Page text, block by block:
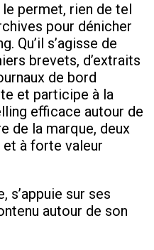
permet, rien de tel
pour dénicher
Qu’il s’agisse de
brevets, d’extraits
de bord
et participe à la
efficace autour de
de la marque, deux
à forte valeur
s’appuie sur ses
autour de son